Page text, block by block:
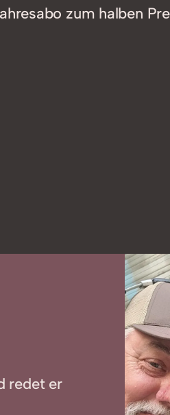
zum halben
redet er